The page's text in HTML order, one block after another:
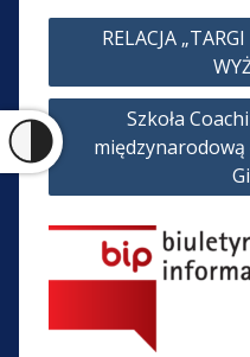
Nawigacja
RELACJA
Szkoła